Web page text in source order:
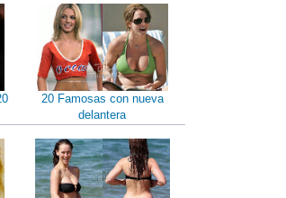
20 Famosas con nueva
delantera